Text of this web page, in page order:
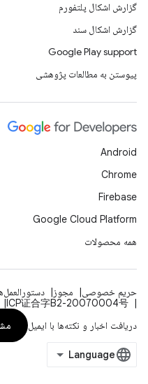
گزارش اشکال پلتفورم
گزارش اشکال سند
Google Play support
پیوستن به مطالعات پژوهشی
Android
Chrome
Firebase
Google Cloud Platform
همه محصولات
حریم خصوصی مجوز
ICP证合字B2-20070004号
دریافت اخبار و نکته‌ها با ایمیل